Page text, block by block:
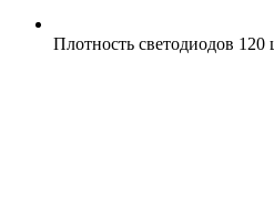
Плотность светодиодов 120